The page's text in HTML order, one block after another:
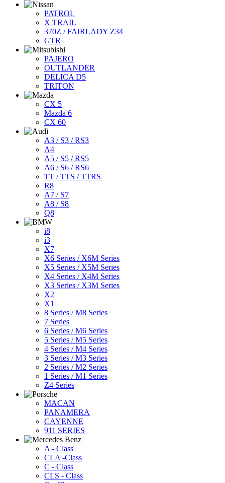
PATROL
X TRAIL
370Z / FAIRLADY Z34
GTR
PAJERO
OUTLANDER
DELICA D5
TRITON
CX 5
Mazda 6
CX 60
A3 / S3 / RS3
A4
A5 / S5 / RS5
A6 / S6 / RS6
TT / TTS / TTRS
R8
A7 / S7
A8 / S8
Q8
i8
i3
X7
X6 Series / X6M Series
X5 Series / X5M Series
X4 Series / X4M Series
X3 Series / X3M Series
X2
X1
8 Series / M8 Series
7 Series
6 Series / M6 Series
5 Series / M5 Series
4 Series / M4 Series
3 Series / M3 Series
2 Series / M2 Series
1 Series / M1 Series
Z4 Series
MACAN
PANAMERA
CAYENNE
911 SERIES
A - Class
CLA -Class
C - Class
CLS - Class